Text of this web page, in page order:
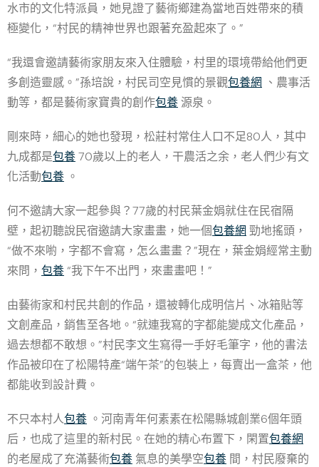
水市的文化特派員，她見證了藝術鄉建為當地百姓帶來的積
極變化，“村民的精神世界也跟著充盈起來了。”
“我還會邀請藝術家朋友來入住體驗，村里的環境帶給他們更
多創造靈感。”孫培說，村民司空見慣的景觀包養網 、農事活
動等，都是藝術家寶貴的創作包養 源泉。
剛來時，細心的她也發現，松莊村常住人口不足80人，其中
九成都是包養70歲以上的老人，干農活之余，老人們少有文
化活動包養 。
何不邀請大家一起參與？77歲的村民葉金娟就住在民宿隔
壁，起初聽說民宿邀請大家畫畫，她一個包養網 勁地搖頭，
“做不來喲，字都不會寫，怎么畫畫？”現在，葉金娟經常主動
來問， 包養“我下午不出門，來畫畫吧！”
由藝術家和村民共創的作品，還被轉化成明信片、冰箱貼等
文創產品，銷售至各地。“就連我寫的字都能變成文化產品，
過去想都不敢想。”村民李文生寫得一手好毛筆字，他的書法
作品被印在了松陽特產“端午茶”的包裝上，每賣出一盒茶，他
都能收到設計費。
不只本村人包養 。河南青年何素素在松陽縣城創業6個年頭
后，也成了這里的新村民。在她的精心布置下，閑置包養網
的老屋成了充滿藝術包養 氣息的美學空包養 間，村民廢棄的